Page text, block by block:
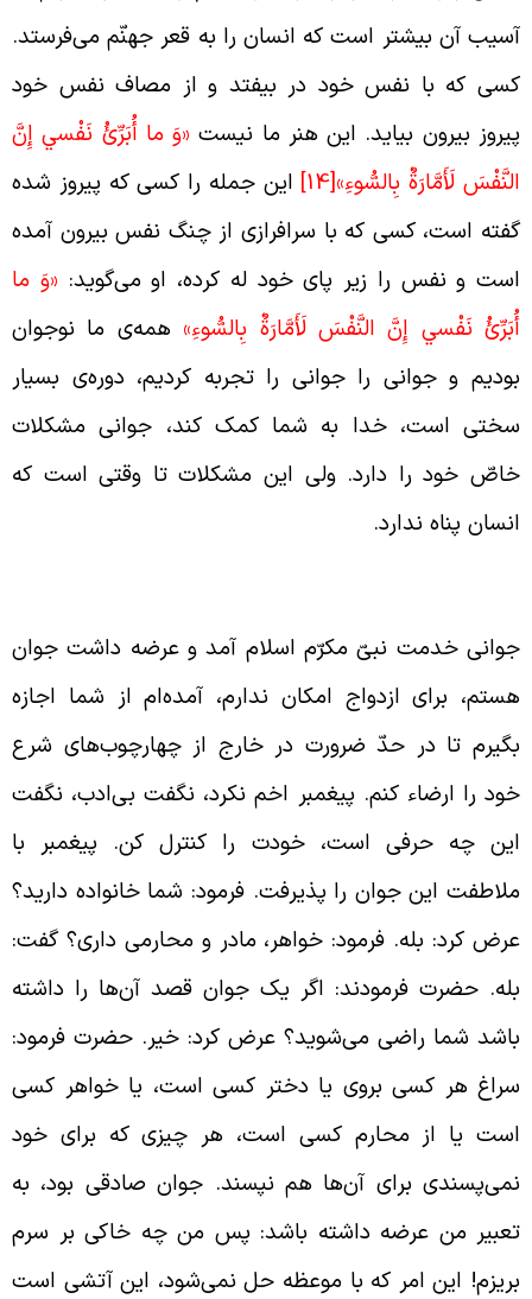
آن بیشتر است که انسان را به قعر جهنّم می‌فرستد.
که با نفس خود در بیفتد و از مصاف نفس خود
بیرون بیاید. این هنر ما نیست«وَ ما أُبَرِّئُ نَفْسي‏ إِنَّ
لَأَمَّارَةٌ بِالسُّوءِ»[14]
این جمله را کسی که پیروز شده
است، کسی که با سرافرازی از چنگ نفس بیرون آمده
و نفس را زیر پای خود له کرده، او می‌گوید:«وَ ما
نَفْسي‏ إِنَّ النَّفْسَ لَأَمَّارَةٌ بِالسُّوءِ»همه‌ی ما نوجوان
و جوانی را جوانی را تجربه کردیم، دوره‌ی بسیار
است، خدا به شما کمک کند، جوانی مشکلات
خود را دارد. ولی این مشکلات تا وقتی است که
پناه ندارد.
خدمت نبیّ مکرّم اسلام آمد و عرضه داشت جوان
برای ازدواج امکان ندارم، آمده‌ام از شما اجازه
تا در حدّ ضرورت در خارج از چهارچوب‌های شرع
را ارضاء کنم. پیغمبر اخم نکرد، نگفت بی‌ادب، نگفت
چه حرفی است، خودت را کنترل کن. پیغمبر با
این جوان را پذیرفت. فرمود: شما خانواده دارید؟
کرد: بله. فرمود: خواهر، مادر و محارمی داری؟ گفت:
حضرت فرمودند: اگر یک جوان قصد آن‌ها را داشته
شما راضی می‌شوید؟ عرض کرد: خیر. حضرت فرمود:
هر کسی بروی یا دختر کسی است، یا خواهر کسی
یا از محارم کسی است، هر چیزی که برای خود
برای آن‌ها هم نپسند. جوان صادقی بود، به
من عرضه داشته باشد: پس من چه خاکی بر سرم
این امر که با موعظه حل نمی‌شود، این آتشی است